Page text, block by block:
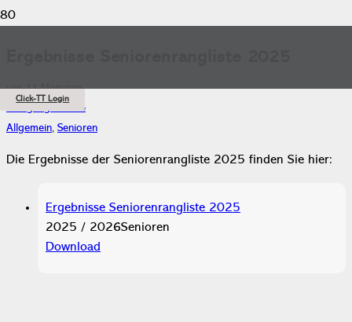
Click-TT Login
vor 11 Monaten
Wolfgang Kuhfuß
Allgemein, Senioren
Die Ergebnisse der Seniorenrangliste 2025 finden Sie hier:
Ergebnisse Seniorenrangliste 2025
2025 / 2026Senioren
Download